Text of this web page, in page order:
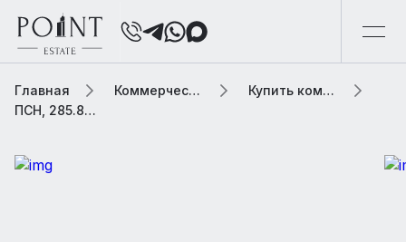
Главная Коммерческая элитная недвижимость
Купить коммерческую недвижимость
ПСН, 285.8 м2 В бизнес центре «STONE Ленинский»